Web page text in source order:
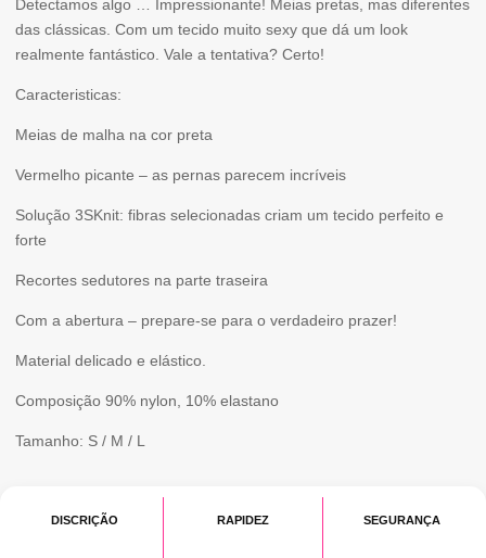
TIGHTS
Detectamos algo … Impressionante! Meias pretas, mas diferentes
das clássicas. Com um tecido muito sexy que dá um look
realmente fantástico. Vale a tentativa? Certo!
Caracteristicas:
Meias de malha na cor preta
Vermelho picante – as pernas parecem incríveis
Solução 3SKnit: fibras selecionadas criam um tecido perfeito e
forte
Recortes sedutores na parte traseira
Com a abertura – prepare-se para o verdadeiro prazer!
Material delicado e elástico.
Composição 90% nylon, 10% elastano
Tamanho: S / M / L
DISCRIÇÃO RAPIDEZ SEGURANÇA